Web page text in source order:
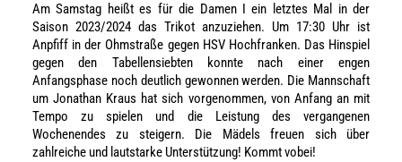
Am Samstag heißt es für die Damen I ein letztes Mal in der
Saison 2023/2024 das Trikot anzuziehen. Um 17:30 Uhr ist
Anpfiff in der Ohmstraße gegen HSV Hochfranken. Das Hinspiel
gegen den Tabellensiebten konnte nach einer engen
Anfangsphase noch deutlich gewonnen werden. Die Mannschaft
um Jonathan Kraus hat sich vorgenommen, von Anfang an mit
Tempo zu spielen und die Leistung des vergangenen
Wochenendes zu steigern. Die Mädels freuen sich über
zahlreiche und lautstarke Unterstützung! Kommt vobei!